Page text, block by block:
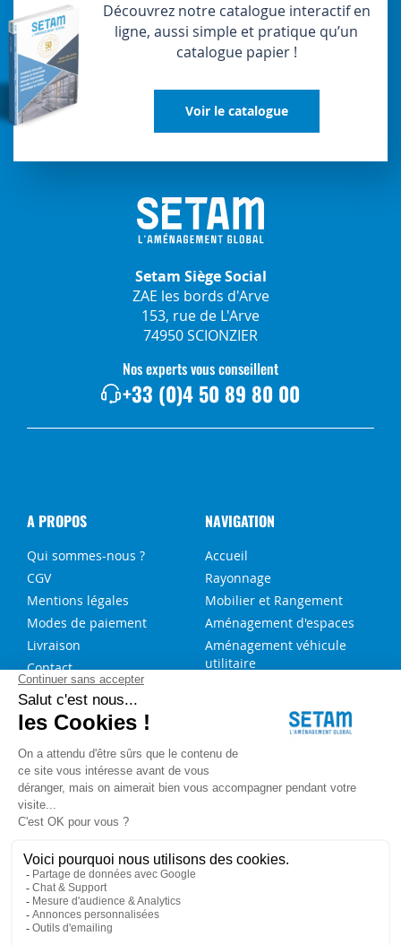
Découvrez notre catalogue interactif en
ligne, aussi simple et pratique qu’un
catalogue papier !
Voir le catalogue
Setam Siège Social
ZAE les bords d'Arve
153, rue de L'Arve
74950 SCIONZIER
Nos experts vous conseillent
+33 (0)4 50 89 80 00
A PROPOS
Qui sommes-nous ?
CGV
Mentions légales
Modes de paiement
Livraison
Contact
NAVIGATION
Accueil
Rayonnage
Mobilier et Rangement
Aménagement d'espaces
Aménagement véhicule
utilitaire
NOS SERVICES
FAQ
Blog
Aide au choix rayonnage
Service de montage
Besoin d'aide ?